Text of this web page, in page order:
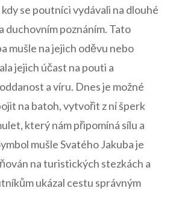
se poutníci vydávali na dlouhé⁢
duchovním poznáním. Tato
mušle na jejich oděvu nebo
jejich ⁤účast na pouti a
⁤a‌ víru. Dnes je možné
na batoh, vytvořit z ní šperk⁤
​který nám ‍připomíná sílu a
mušle Svatého Jakuba ⁢je
na turistických stezkách a
‌ukázal‍ cestu správným